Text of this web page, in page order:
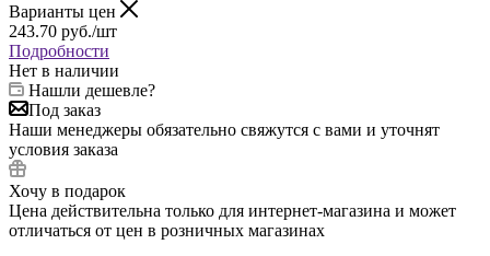
Варианты цен
243.70 руб./шт
Подробности
Нет в наличии
Нашли дешевле?
Под заказ
Наши менеджеры обязательно свяжутся с вами и уточнят
условия заказа
Хочу в подарок
Цена действительна только для интернет-магазина и может
отличаться от цен в розничных магазинах